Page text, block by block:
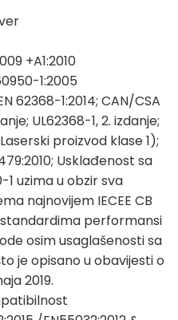
+A1:2010
1:2005
62368-1:2014; CAN/CSA
UL62368-1, 2. izdanje;
proizvod klase 1);
Usklađenost sa
uzima u obzir sva
najnovijem IECEE CB
performansi
osim usaglašenosti sa
je opisano u obavijesti o
2019.